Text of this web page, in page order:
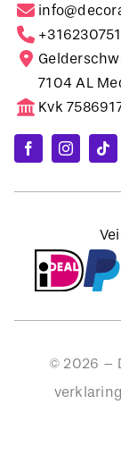
7104 AL
Kvk
© 2026 –
verklaring